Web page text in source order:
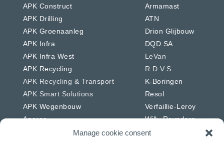
Manage cookie consent
APK Construct
APK Drilling
APK Groenaanleg
APK Infra
APK Infra West
APK Recycling
APK Recycling & Transport
APK Smart Solutions
APK Wegenbouw
Ageres
Armamast
ATN
Drion Glijbouw
DQD SA
LeVan
R.D.V.S
K-Boringen
Resol
Verfaillie-Leroy
Willy Reynders